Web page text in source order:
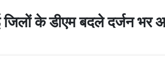
के डीएम बदले दर्जन भर